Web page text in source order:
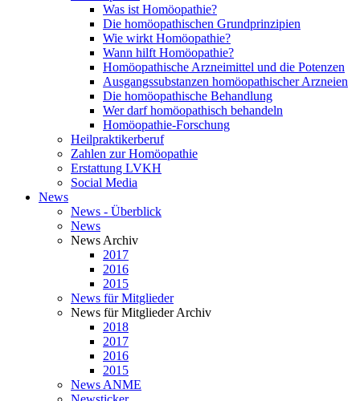
Was ist Homöopathie?
Die homöopathischen Grundprinzipien
Wie wirkt Homöopathie?
Wann hilft Homöopathie?
Homöopathische Arzneimittel und die Potenzen
Ausgangssubstanzen homöopathischer Arzneien
Die homöopathische Behandlung
Wer darf homöopathisch behandeln
Homöopathie-Forschung
Heilpraktikerberuf
Zahlen zur Homöopathie
Erstattung LVKH
Social Media
News
News - Überblick
News
News Archiv
2017
2016
2015
News für Mitglieder
News für Mitglieder Archiv
2018
2017
2016
2015
News ANME